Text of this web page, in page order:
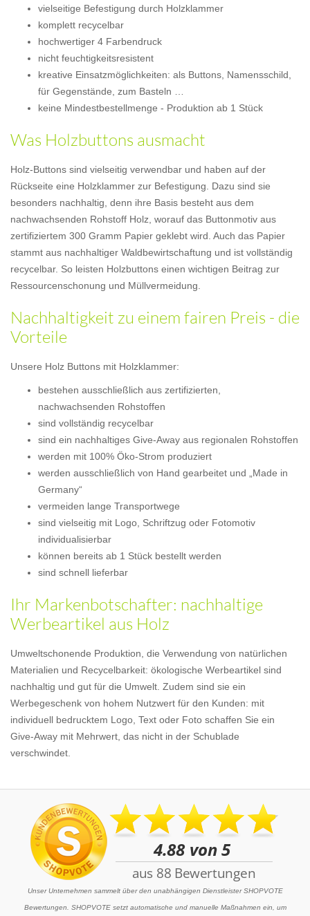
vielseitige Befestigung durch Holzklammer
komplett recycelbar
hochwertiger 4 Farbendruck
nicht feuchtigkeitsresistent
kreative Einsatzmöglichkeiten: als Buttons, Namensschild,
für Gegenstände, zum Basteln …
keine Mindestbestellmenge - Produktion ab 1 Stück
Was Holzbuttons ausmacht
Holz-Buttons sind vielseitig verwendbar und haben auf der
Rückseite eine Holzklammer zur Befestigung. Dazu sind sie
besonders nachhaltig, denn ihre Basis besteht aus dem
nachwachsenden Rohstoff Holz, worauf das Buttonmotiv aus
zertifiziertem 300 Gramm Papier geklebt wird. Auch das Papier
stammt aus nachhaltiger Waldbewirtschaftung und ist vollständig
recycelbar. So leisten Holzbuttons einen wichtigen Beitrag zur
Ressourcenschonung und Müllvermeidung.
Nachhaltigkeit zu einem fairen Preis - die
Vorteile
Unsere Holz Buttons mit Holzklammer:
bestehen ausschließlich aus zertifizierten,
nachwachsenden Rohstoffen
sind vollständig recycelbar
sind ein nachhaltiges Give-Away aus regionalen Rohstoffen
werden mit 100% Öko-Strom produziert
werden ausschließlich von Hand gearbeitet und „Made in
Germany“
vermeiden lange Transportwege
sind vielseitig mit Logo, Schriftzug oder Fotomotiv
individualisierbar
können bereits ab 1 Stück bestellt werden
sind schnell lieferbar
Ihr Markenbotschafter: nachhaltige
Werbeartikel aus Holz
Umweltschonende Produktion, die Verwendung von natürlichen
Materialien und Recycelbarkeit: ökologische Werbeartikel sind
nachhaltig und gut für die Umwelt. Zudem sind sie ein
Werbegeschenk von hohem Nutzwert für den Kunden: mit
individuell bedrucktem Logo, Text oder Foto schaffen Sie ein
Give-Away mit Mehrwert, das nicht in der Schublade
verschwindet.
Unser Unternehmen sammelt über den unabhängigen Dienstleister SHOPVOTE
Bewertungen. SHOPVOTE setzt automatische und manuelle Maßnahmen ein, um